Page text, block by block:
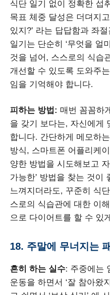
식단 일기 없이 정확한 섭
목표 체중 달성은 더뎌지
있지?’ 라는 답답함과 좌
일기는 단순히 ‘무엇을 얼
것을 넘어, 스스로의 식습
개선할 수 있도록 도와주
임을 기억해야 합니다.
피하는 방법: 매번 꼼꼼하
을 갖기 보다는, 자신에게
합니다. 간단하게 메모하
방식, 스마트폰 어플리케
양한 방법을 시도해보고
가능한’ 방법을 찾는 것이
느껴지더라도, 꾸준히 식
스로의 식습관에 대한 이
으로 다이어트를 할 수 있
18. 주말에 무너지는
흔히 하는 실수: 주중에는
운동을 하면서 ‘잘 참아왔